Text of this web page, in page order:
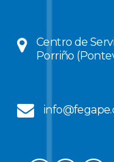
Centro de
Porriño